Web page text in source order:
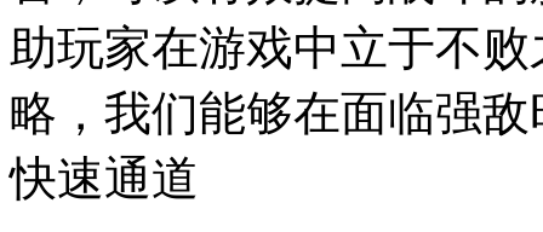
助玩家在游戏中立于不
略，我们能够在面临强
快速通道